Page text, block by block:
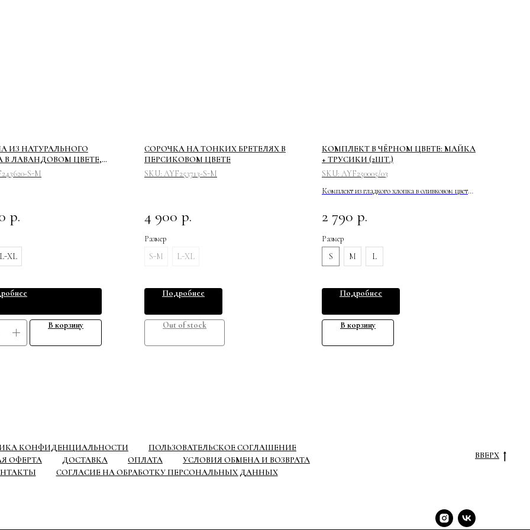
ИЗ НАТУРАЛЬНОГО
В ЛАВАНДОВОМ ЦВЕТЕ,
И БРЮКИ
S-M
р.
L-XL
В корзину
СОРОЧКА НА ТОНКИХ БРЕТЕЛЯХ В
ПЕРСИКОВОМ ЦВЕТЕ
SKU: AYF253713-S-M
4 900 р.
Размер
S-M
L-XL
Подробнее
Out of stock
КОМПЛЕКТ В ЧЁРНОМ ЦВЕТЕ: МАЙКА
+ ТРУСИКИ (2ШТ.)
SKU: AYF250005/03
Комплект из гладкого хлопка в оливковом цвете
трусиков с высокой посадкой.
2 790 р.
Размер
S
M L
Подробнее
В корзину
КОНФИДЕНЦИАЛЬНОСТИ
ПОЛЬЗОВАТЕЛЬСКОЕ СОГЛАШЕНИЕ
ОФЕРТА
ДОСТАВКА ОПЛАТА
УСЛОВИЯ ОБМЕНА И ВОЗВРАТА
СОГЛАСИЕ НА ОБРАБОТКУ ПЕРСОНАЛЬНЫХ ДАННЫХ
ВВЕРХ